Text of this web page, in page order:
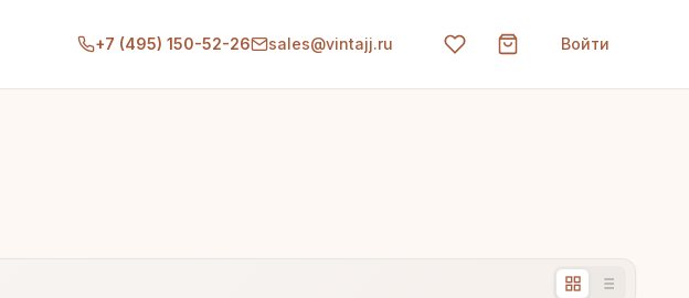
+7 (495) 150-52-26 sales@vintajj.ru Войти